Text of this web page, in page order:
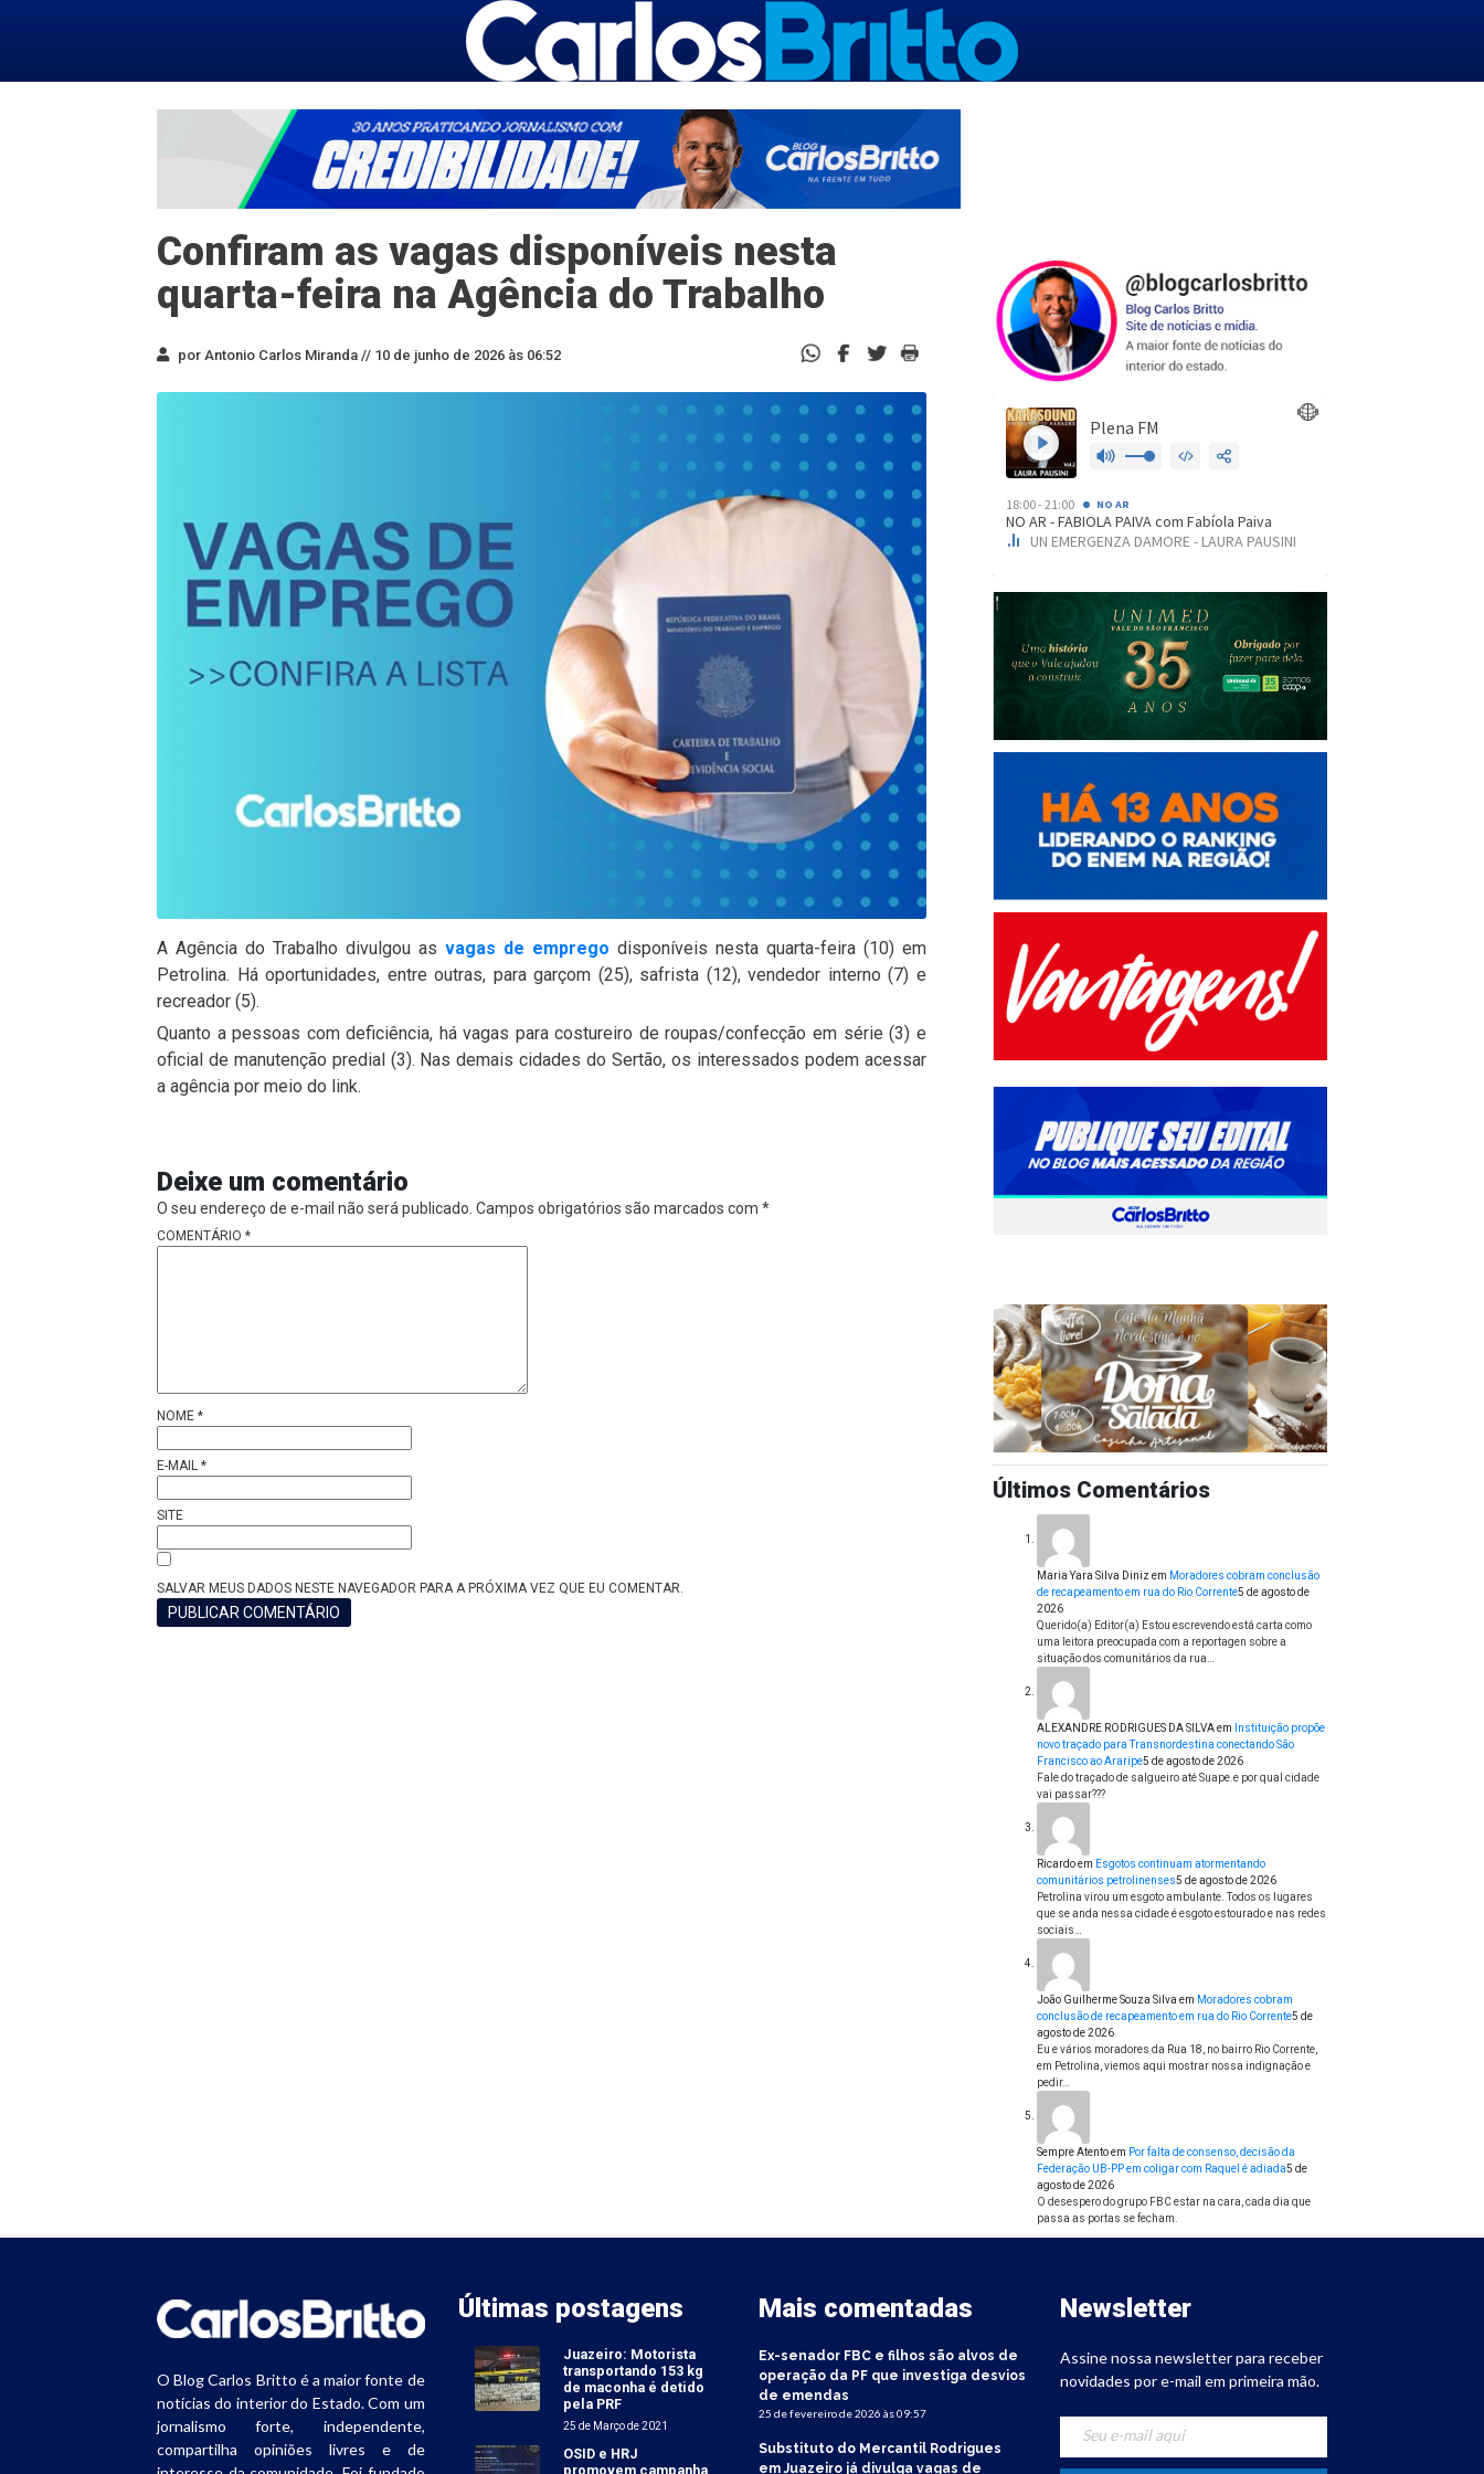
Confiram as vagas disponíveis nesta
quarta-feira na Agência do Trabalho
por Antonio Carlos Miranda // 10 de junho de 2026 às 06:52
A Agência do Trabalho divulgou as vagas de emprego disponíveis nesta quarta-feira (10) em
Petrolina. Há oportunidades, entre outras, para garçom (25), safrista (12), vendedor interno (7) e
recreador (5).
Quanto a pessoas com deficiência, há vagas para costureiro de roupas/confecção em série (3) e
oficial de manutenção predial (3). Nas demais cidades do Sertão, os interessados podem acessar
a agência por meio do link.
Deixe um comentário
O seu endereço de e-mail não será publicado. Campos obrigatórios são marcados com *
COMENTÁRIO *
NOME *
E-MAIL *
SITE
SALVAR MEUS DADOS NESTE NAVEGADOR PARA A PRÓXIMA VEZ QUE EU COMENTAR.
Últimos Comentários
Maria Yara Silva Diniz em Moradores cobram conclusão
de recapeamento em rua do Rio Corrente5 de agosto de
2026
Querido(a) Editor(a) Estou escrevendo está carta como
uma leitora preocupada com a reportagen sobre a
situação dos comunitários da rua…
ALEXANDRE RODRIGUES DA SILVAem
Instituição propõe
novo traçado para Transnordestina conectando São
Francisco ao Araripe5 de agosto de 2026
Fale do traçado de salgueiro até Suape.e por qual cidade
vai passar???
Ricardoem Esgotos continuam atormentando
comunitários petrolinenses5 de agosto de 2026
Petrolina virou um esgoto ambulante. Todos os lugares
que se anda nessa cidade é esgoto estourado e nas redes
sociais…
João Guilherme Souza Silva em Moradores cobram
conclusão de recapeamento em rua do Rio Corrente5 de
agosto de 2026
Eu e vários moradores da Rua 18, no bairro Rio Corrente,
em Petrolina, viemos aqui mostrar nossa indignação e
pedir…
Sempre Atentoem Por falta de consenso, decisão da
Federação UB-PP em coligar com Raquel é adiada5 de
agosto de 2026
O desespero do grupo FBC estar na cara, cada dia que
passa as portas se fecham.
O Blog Carlos Britto é a maior fonte de
notícias do interior do Estado. Com um
jornalismo forte, independente,
compartilha opiniões livres e de
Últimas postagens
Juazeiro: Motorista
transportando 153 kg
de maconha é detido
pela PRF
25 de Março de 2021
OSID e HRJ
promovem campanha
Mais comentadas
Ex-senador FBC e filhos são alvos de
operação da PF que investiga desvios
de emendas
25 de fevereiro de 2026 às 09:57
Substituto do Mercantil Rodrigues
em Juazeiro já divulga vagas de
Newsletter
Assine nossa newsletter para receber
novidades por e-mail em primeira mão.